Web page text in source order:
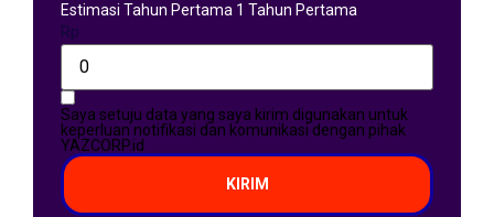
Estimasi Tahun Pertama 1 Tahun Pertama
Rp
Saya setuju data yang saya kirim digunakan untuk
keperluan notifikasi dan komunikasi dengan pihak
YAZCORP.id
KIRIM